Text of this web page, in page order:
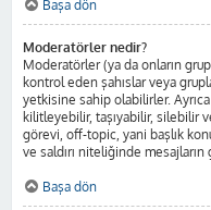
Başa dön
Moderatörler nedir?
Moderatörler (ya da onların
kontrol eden şahıslar veya
yetkisine sahip olabilirler.
kilitleyebilir, taşıyabilir, silebilir
görevi, off-topic, yani başlık
ve saldırı niteliğinde
Başa dön